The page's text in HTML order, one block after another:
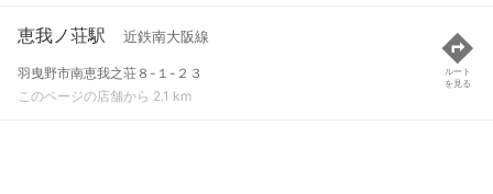
恵我ノ荘駅 近鉄南大阪線
羽曳野市南恵我之荘８-１-２３
このページの店舗から 2.1 km
ルート
を見る